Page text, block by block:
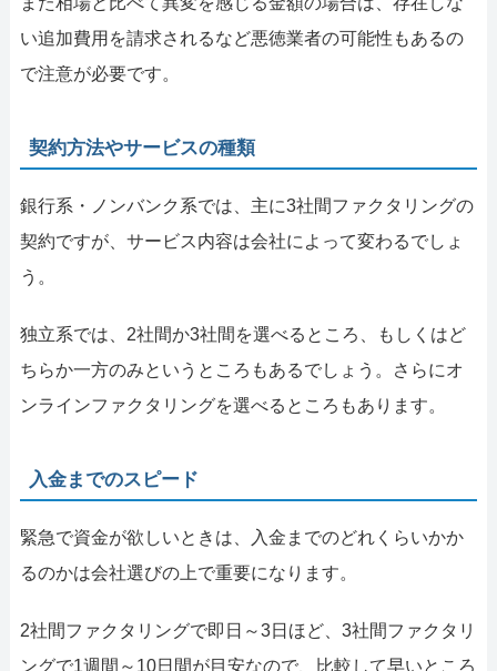
い追加費用を請求されるなど悪徳業者の可能性もあるの
で注意が必要です。
契約方法やサービスの種類
銀行系・ノンバンク系では、主に3社間ファクタリングの
契約ですが、サービス内容は会社によって変わるでしょ
う。
独立系では、2社間か3社間を選べるところ、もしくはど
ちらか一方のみというところもあるでしょう。さらにオ
ンラインファクタリングを選べるところもあります。
入金までのスピード
緊急で資金が欲しいときは、入金までのどれくらいかか
るのかは会社選びの上で重要になります。
2社間ファクタリングで即日～3日ほど、3社間ファクタリ
ングで1週間～10日間が目安なので、比較して早いところ